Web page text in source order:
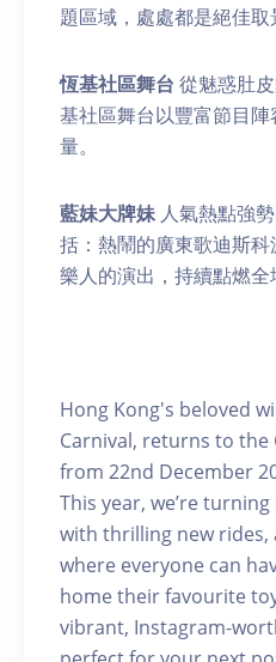
題區域，處處都是絕佳取
恆基社區舞台 從魅惑肚
基社區舞台以豐富節目
量。
藍妹大牌妹人氣熱點強
括：熱鬧的廣東歌迪斯
樂人的演出，持續點燃全
Hong Kong's beloved
Carnival, returns to
from 22nd December
This year, we’re
with thrilling new rides,
where everyone can
home their favourite
vibrant, Instagram-